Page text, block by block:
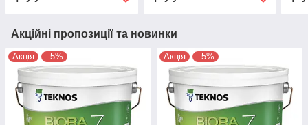
Акційні пропозиції та новинки
Акція –5% Акція –5%